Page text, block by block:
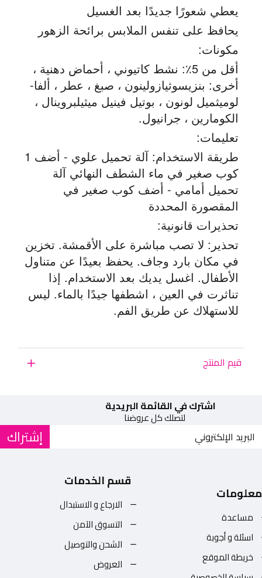
يعطي شعورًا جديدًا بعد الغسيل
يحافظ على تنفس الملابس برائحة الزهور
مكونات:
أقل من 5٪: نشط كاتيوني ، أحماض دهنية ،
أخرى: بنزيسوثيازولينون ، صبغ ، عطر ، ألفا-
لوميثميل لونون ، بوتيل فينيل ميثيلبروينال ،
الكومارين ، جرانيول.
تعليمات:
طريقة الاستخدام: آلة تحميل علوي - أضف 1
كوب صغير في ماء الشطف النهائي آلة
تحميل أمامي - أضف كوب صغير في
المقصورة المحددة
تحذيرات قانونية:
تحذير: لا تصب مباشرة على الأقمشة. تخزين
في مكان بارد وجاف. يحفظ بعيدًا عن متناول
الأطفال. اغسل يديك بعد الاستخدام. إذا
تناثرت في العين ، اشطفها جيدًا بالماء. ليس
للاستهلاك عن طريق الفم.
قيم المنتج
اشترك في القائمة البريدية
لتصلك كل عروضنا
إشتراك
معلومات
مساعدة
اسئلة و أجوبة
خريطة الموقع
قسم الخدمات
الارجاع و الاستبدال
التسوق الآمن
الشحن والتوصيل
العروض